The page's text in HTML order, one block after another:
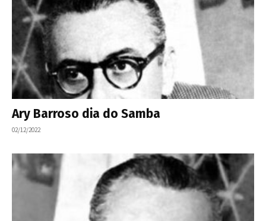
Ary Barroso dia do Samba
02/12/2022